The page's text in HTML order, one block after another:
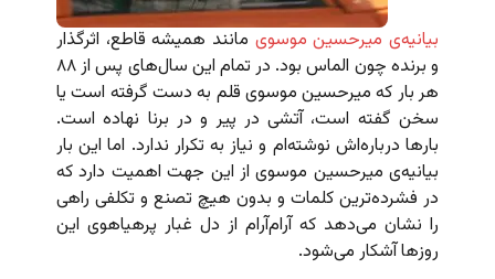
بیانیه‌ی میرحسین موسوی مانند همیشه قاطع، اثرگذار
و برنده چون الماس بود. در تمام این سال‌های پس از ۸۸
هر بار که میرحسین موسوی قلم به دست گرفته است یا
سخن گفته است، آتشی در پیر و در برنا نهاده است.
بارها درباره‌اش نوشته‌ام و نیاز به تکرار ندارد. اما این بار
بیانیه‌ی میرحسین موسوی از این جهت اهمیت دارد که
در فشرده‌ترین کلمات و بدون هیچ تصنع و تکلفی راهی
را نشان می‌دهد که آرام‌آرام از دل غبار پرهیاهوی این
روزها آشکار می‌شود.